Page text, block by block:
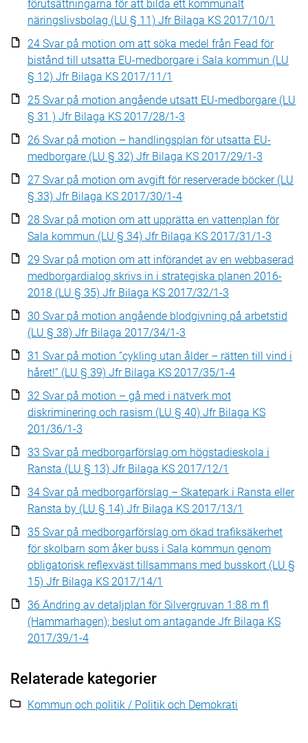
förutsättningarna för att bilda ett kommunalt
näringslivsbolag (LU § 11) Jfr Bilaga KS 2017/10/1
24 Svar på motion om att söka medel från Fead för
bistånd till utsatta EU-medborgare i Sala kommun (LU
§ 12) Jfr Bilaga KS 2017/11/1
25 Svar på motion angående utsatt EU-medborgare (LU
§ 31 ) Jfr Bilaga KS 2017/28/1-3
26 Svar på motion – handlingsplan för utsatta EU-
medborgare (LU § 32) Jfr Bilaga KS 2017/29/1-3
27 Svar på motion om avgift för reserverade böcker (LU
§ 33) Jfr Bilaga KS 2017/30/1-4
28 Svar på motion om att upprätta en vattenplan för
Sala kommun (LU § 34) Jfr Bilaga KS 2017/31/1-3
29 Svar på motion om att införandet av en webbaserad
medborgardialog skrivs in i strategiska planen 2016-
2018 (LU § 35) Jfr Bilaga KS 2017/32/1-3
30 Svar på motion angående blodgivning på arbetstid
(LU § 38) Jfr Bilaga 2017/34/1-3
31 Svar på motion ”cykling utan ålder – rätten till vind i
håret!” (LU § 39) Jfr Bilaga KS 2017/35/1-4
32 Svar på motion – gå med i nätverk mot
diskriminering och rasism (LU § 40) Jfr Bilaga KS
201/36/1-3
33 Svar på medborgarförslag om högstadieskola i
Ransta (LU § 13) Jfr Bilaga KS 2017/12/1
34 Svar på medborgarförslag – Skatepark i Ransta eller
Ransta by (LU § 14) Jfr Bilaga KS 2017/13/1
35 Svar på medborgarförslag om ökad trafiksäkerhet
för skolbarn som åker buss i Sala kommun genom
obligatorisk reflexväst tillsammans med busskort (LU §
15) Jfr Bilaga KS 2017/14/1
36 Ändring av detaljplan för Silvergruvan 1:88 m fl
(Hammarhagen); beslut om antagande Jfr Bilaga KS
2017/39/1-4
Relaterade kategorier
Kommun och politik / Politik och Demokrati